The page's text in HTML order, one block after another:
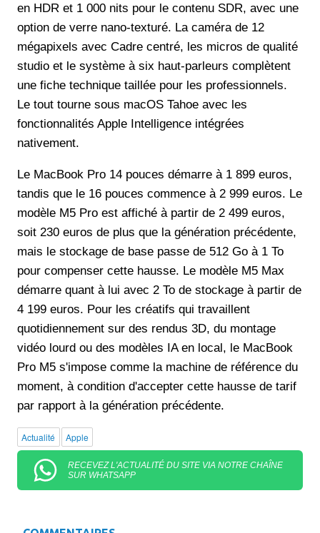
en HDR et 1 000 nits pour le contenu SDR, avec une
option de verre nano-texturé. La caméra de 12
mégapixels avec Cadre centré, les micros de qualité
studio et le système à six haut-parleurs complètent
une fiche technique taillée pour les professionnels.
Le tout tourne sous macOS Tahoe avec les
fonctionnalités Apple Intelligence intégrées
nativement.
Le MacBook Pro 14 pouces démarre à 1 899 euros,
tandis que le 16 pouces commence à 2 999 euros. Le
modèle M5 Pro est affiché à partir de 2 499 euros,
soit 230 euros de plus que la génération précédente,
mais le stockage de base passe de 512 Go à 1 To
pour compenser cette hausse. Le modèle M5 Max
démarre quant à lui avec 2 To de stockage à partir de
4 199 euros. Pour les créatifs qui travaillent
quotidiennement sur des rendus 3D, du montage
vidéo lourd ou des modèles IA en local, le MacBook
Pro M5 s'impose comme la machine de référence du
moment, à condition d'accepter cette hausse de tarif
par rapport à la génération précédente.
Actualité Apple
RECEVEZ L'ACTUALITÉ DU SITE VIA NOTRE CHAÎNE
SUR WHATSAPP